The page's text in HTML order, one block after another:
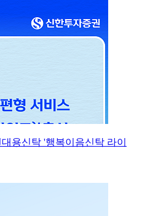
용신탁 '행복이음신탁 라이